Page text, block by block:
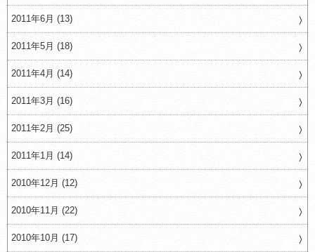
2011年6月 (13)
2011年5月 (18)
2011年4月 (14)
2011年3月 (16)
2011年2月 (25)
2011年1月 (14)
2010年12月 (12)
2010年11月 (22)
2010年10月 (17)